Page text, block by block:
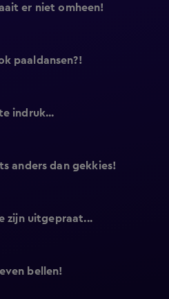
er niet omheen!
paaldansen?!
indruk...
anders dan gekkies!
zijn uitgepraat...
bellen!